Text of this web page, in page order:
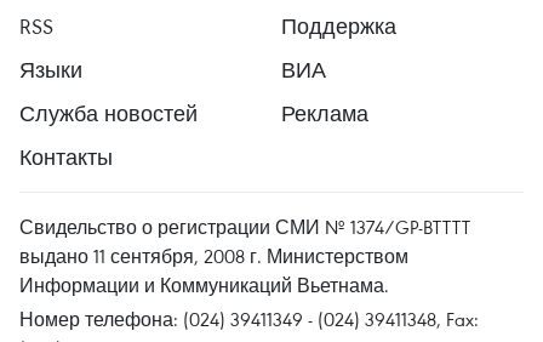
RSS
Поддержка
Языки
ВИА
Служба новостей
Реклама
Контакты
Свидельство о регистрации СМИ № 1374/GP-BTTTT
выдано 11 сентября, 2008 г. Министерством
Информации и Коммуникаций Вьетнама.
Номер телефона: (024) 39411349 - (024) 39411348, Fax: